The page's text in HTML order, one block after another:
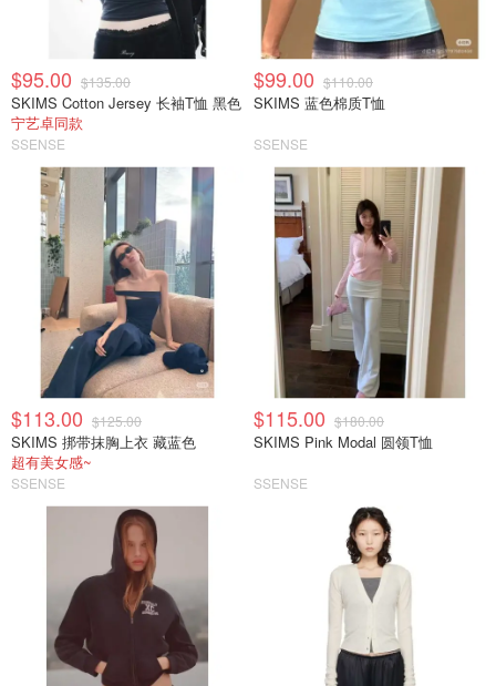
$95.00 $135.00
SKIMS Cotton Jersey 长袖T恤 黑色
宁艺卓同款
SSENSE
$99.00 $110.00
SKIMS 蓝色棉质T恤
SSENSE
$113.00 $125.00
SKIMS 挷带抹胸上衣 藏蓝色
超有美女感~
SSENSE
$115.00 $180.00
SKIMS Pink Modal 圆领T恤
SSENSE